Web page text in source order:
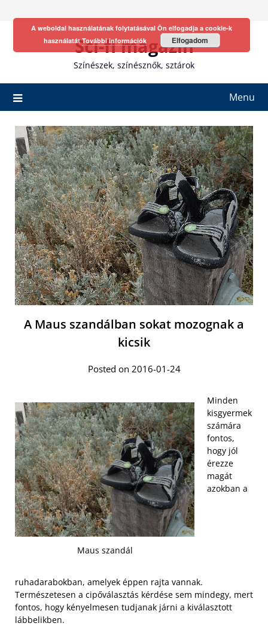
Sci-fi magazin
Színészek, színésznők, sztárok
Menu
A Maus szandálban sokat mozognak a
kicsik
Posted on 2016-01-24
Maus szandál
Minden
kisgyermek
számára
fontos,
hogy jól
érezze
magát
azokban a
ruhadarabokban, amelyek éppen rajta vannak.
Természetesen a cipőválasztás kérdése sem mindegy, mert
fontos, hogy kényelmesen tudjanak járni a kiválasztott
lábbelikben.
A weboldal használatának folytatásával Ön elfogadja a cookie-k
használatátTovábbi információk Elfogadom